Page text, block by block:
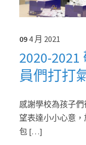
09 4 月 2021
2020-
員們打打
感謝學校為孩子
望表達小小心意
包 […]